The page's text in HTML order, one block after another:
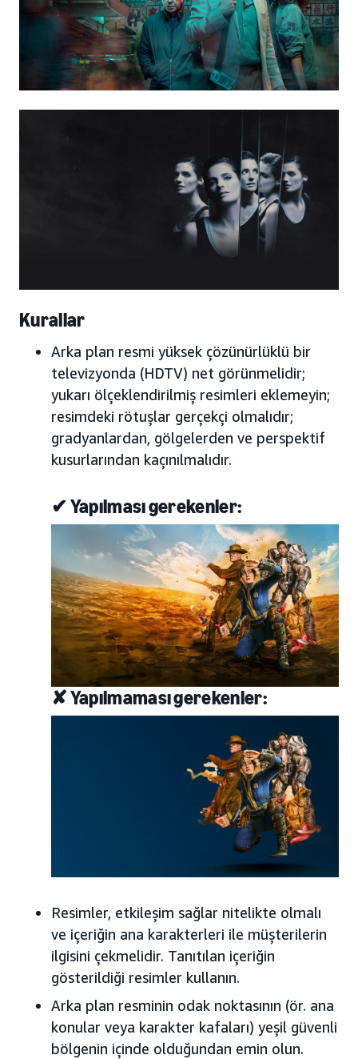
Kurallar
Arka plan resmi yüksek çözünürlüklü bir
televizyonda (HDTV) net görünmelidir;
yukarı ölçeklendirilmiş resimleri eklemeyin;
resimdeki rötuşlar gerçekçi olmalıdır;
gradyanlardan, gölgelerden ve perspektif
kusurlarından kaçınılmalıdır.
✔ Yapılması gerekenler:
✘ Yapılmaması gerekenler:
Resimler, etkileşim sağlar nitelikte olmalı
ve içeriğin ana karakterleri ile müşterilerin
ilgisini çekmelidir. Tanıtılan içeriğin
gösterildiği resimler kullanın.
Arka plan resminin odak noktasının (ör. ana
konular veya karakter kafaları) yeşil güvenli
bölgenin içinde olduğundan emin olun.